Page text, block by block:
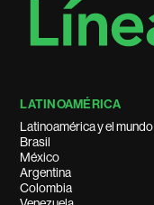
LATINOAMÉRICA
Latinoamérica y el mundo
Brasil
México
Argentina
Colombia